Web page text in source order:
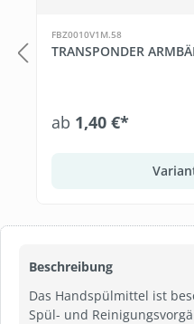
Beschreibung
Das Handspülmittel ist
Spül- und
FBZ0010V1M.58
TRANSPONDER
ab 1,40 €*